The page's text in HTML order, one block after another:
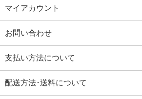
マイアカウント
お問い合わせ
支払い方法について
配送方法･送料について